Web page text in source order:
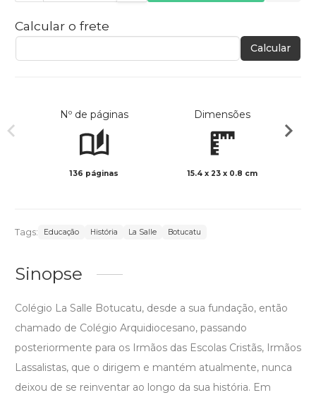
Calcular o frete
Calcular
Nº de páginas
136 páginas
Dimensões
15.4 x 23 x 0.8 cm
Tags: Educação História La Salle Botucatu
Sinopse
Colégio La Salle Botucatu, desde a sua fundação, então
chamado de Colégio Arquidiocesano, passando
posteriormente para os Irmãos das Escolas Cristãs, Irmãos
Lassalistas, que o dirigem e mantém atualmente, nunca
deixou de se reinventar ao longo da sua história. Em